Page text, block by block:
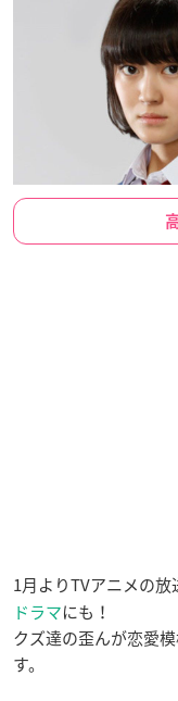
1月よりTVアニメの
ドラマにも！
クズ達の歪んが恋愛
す。